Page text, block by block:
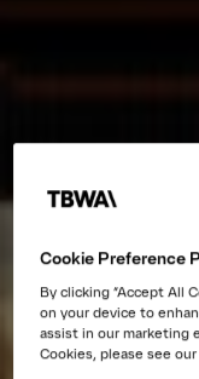
Cookie Preference
By clicking “Accept All
on your device to
assist in our marketing
Cookies, please see